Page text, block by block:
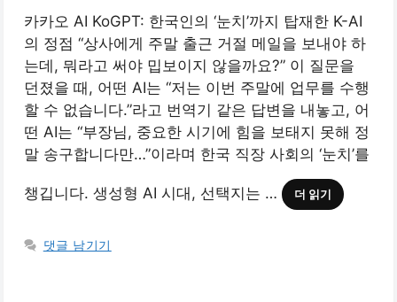
카카오 AI KoGPT: 한국인의 ‘눈치’까지 탑재한 K-AI
의 정점 “상사에게 주말 출근 거절 메일을 보내야 하
는데, 뭐라고 써야 밉보이지 않을까요?” 이 질문을
던졌을 때, 어떤 AI는 “저는 이번 주말에 업무를 수행
할 수 없습니다.”라고 번역기 같은 답변을 내놓고, 어
떤 AI는 “부장님, 중요한 시기에 힘을 보태지 못해 정
말 송구합니다만…”이라며 한국 직장 사회의 ‘눈치’를
챙깁니다. 생성형 AI 시대, 선택지는 … 더 읽기
댓글 남기기